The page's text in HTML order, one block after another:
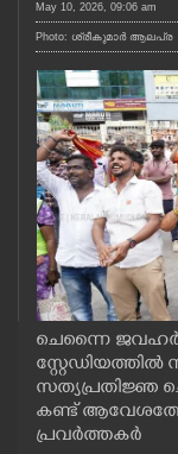
KERALA
LOCAL
OBITUARY
NEWS 360
CASE DIARY
CINEMA
OPINION
May 10, 2026, 09:06 am
Photo: ശ്രീകുമാർ ആലപ്ര
ചെന്നൈ
സ്റ്റേഡിയത്തിൽ
സത്യപ്രതിജ്ഞ
കണ്ട്
പ്രവർത്തകർ